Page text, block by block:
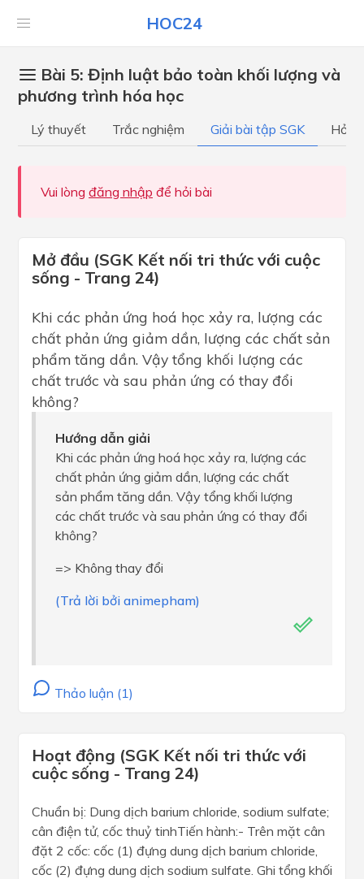
HOC24
Bài 5: Định luật bảo toàn khối lượng và
phương trình hóa học
Lý thuyết Trắc nghiệm Giải bài tập SGK Hỏi
Vui lòng đăng nhập để hỏi bài
Mở đầu (SGK Kết nối tri thức với cuộc
sống - Trang 24)
Khi các phản ứng hoá học xảy ra, lượng các
chất phản ứng giảm dần, lượng các chất sản
phẩm tăng dần. Vậy tổng khối lượng các
chất trước và sau phản ứng có thay đổi
không?
Hướng dẫn giải
Khi các phản ứng hoá học xảy ra, lượng các
chất phản ứng giảm dần, lượng các chất
sản phẩm tăng dần. Vậy tổng khối lượng
các chất trước và sau phản ứng có thay đổi
không?
=> Không thay đổi
(Trả lời bởi animepham)
Thảo luận (1)
Hoạt động (SGK Kết nối tri thức với
cuộc sống - Trang 24)
Chuẩn bị: Dung dịch barium chloride, sodium sulfate;
cân điện tử, cốc thuỷ tinhTiến hành:- Trên mặt cân
đặt 2 cốc: cốc (1) đựng dung dịch barium chloride,
cốc (2) đựng dung dịch sodium sulfate. Ghi tổng khối